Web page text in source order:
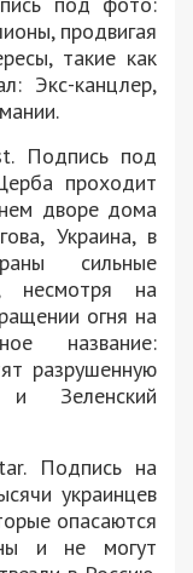
продвигая
такие как
Экс-канцлер,
Подпись под
проходит
дворе дома
Украина, в
сильные
несмотря на
огня на
название:
разрушенную
Зеленский
Подпись на
украинцев
опасаются
и не могут